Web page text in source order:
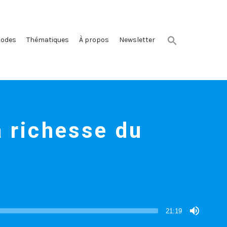
Thématiques À propos Newsletter
richesse du
21:19